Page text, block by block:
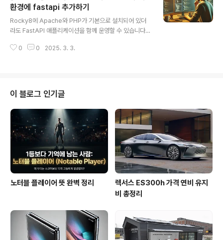
서 각 계정용 SSH 키 생성예를 들어, 개인 계정과 업무 계
정이 있다면 다음과 같이 명령어를 실행하세요.# 개인 계
정용 SSH 키 생성 (이메일: personal@example.co
ple.com" -f ~/...
환경에 fastapi 추가하기
Rocky8에 Apache와 PHP가 기본으로 설치되어 있더
라도 FastAPI 애플리케이션을 함께 운영할 수 있습니다.
Uvicorn 워커)으로 실행하고, Apache를 리버스 프록시
on3-pip python3-venvFastAPI와 Uvicorn을 위한
가상환경을 생성합니다.mkdir /opt/myfastapicd /op
t/myfastapipython3 -m venv venvsource venv/b
in/activatepip instal..
0 0 2025. 3. 3.
이 블로그 인기글
노터블 플레이어 뜻 완벽 정리
렉서스 ES300h 가격 연비 유지
비 총정리